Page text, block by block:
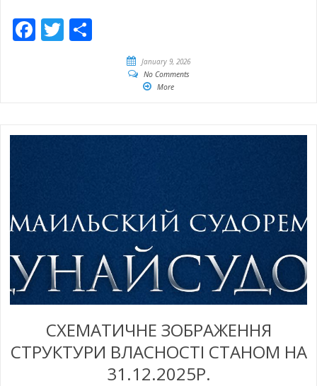
Facebook
Twitter
January 9, 2026
No Comments
More
СХЕМАТИЧНЕ ЗОБРАЖЕННЯ
СТРУКТУРИ ВЛАСНОСТІ СТАНОМ НА
31.12.2025Р.